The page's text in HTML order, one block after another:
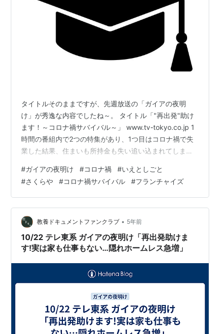
タイトルそのままですが、先週放送の「ガイアの夜明
け」が秀逸な内容でしたね～。 タイトル「"再出発"助け
ます！～コロナ禍サバイバル～」 www.tv-tokyo.co.jp 1
時間の番組内で2つの特集があり、1つ目はコロナ禍で失
業した結果、住まいも所持金も失い追い込まれてしまっ
付きの仕事を紹介することを掲げている「Relight（リラ
イト）」という会社への取材を軸に、コロナ禍失業者の
実態がリアルに描かれていました。 Relight株式会社家な
しでも応募可能！利用無料の寮付きお仕事紹介 | いえと
しごとサービス名は「いえとしごと」そのサービスを
利…
#ガイアの夜明け #コロナ禍 #いえとしごと
#さくらや #コロナ禍サバイバル #フランチャイズ
教養ドキュメントファンクラブ • 5年前
10/22 テレ東系 ガイアの夜明け「再出発助けま
す!実は家も仕事もない…隠れホームレス急増」